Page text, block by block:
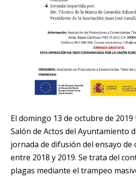
El domingo 13 de octubre de
Salón de Actos del Ayuntamiento
jornada de difusión del ensayo de
entre 2018 y 2019. Se trata del
plagas mediante el trampeo